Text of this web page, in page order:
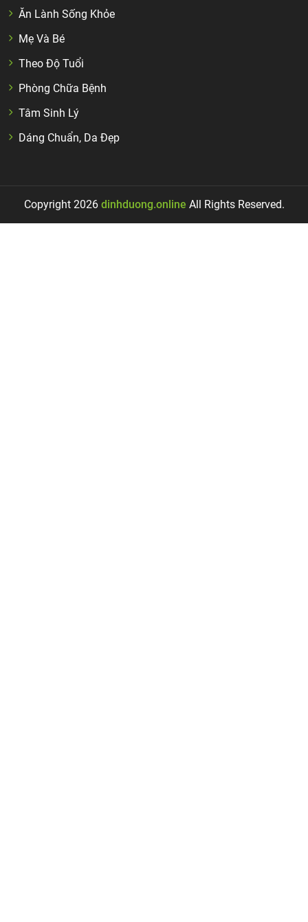
Ăn Lành Sống Khỏe
Mẹ Và Bé
Theo Độ Tuổi
Phòng Chữa Bệnh
Tâm Sinh Lý
Dáng Chuẩn, Da Đẹp
Copyright 2026 dinhduong.online All Rights Reserved.